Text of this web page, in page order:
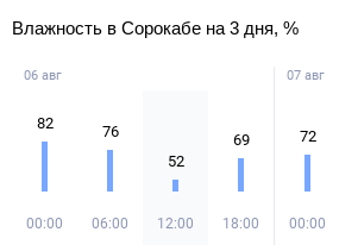
Влажность в Сорокабе на 3 дня, %
06 авг
82
00:00
76
06:00
52
12:00
69
18:00
07 авг
72
00:00